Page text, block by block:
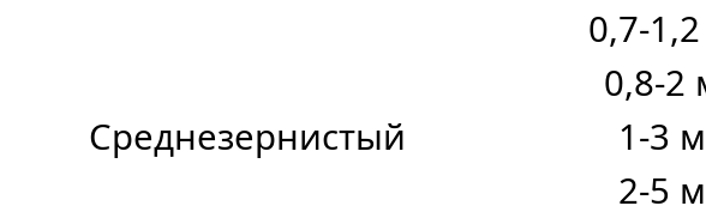
0,7-
Среднезернистый
0,8-2
1-3
2-5